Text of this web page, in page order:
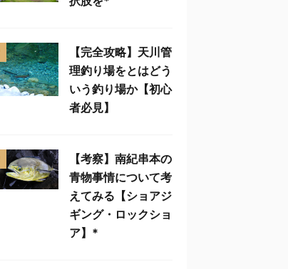
【完全攻略】天川管
理釣り場をとはどう
いう釣り場か【初心
者必見】
【考察】南紀串本の
青物事情について考
えてみる【ショアジ
ギング・ロックショ
ア】*